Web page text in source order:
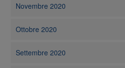
Novembre 2020
Ottobre 2020
Settembre 2020